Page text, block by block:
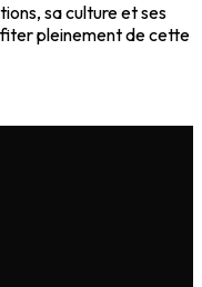
sa culture et ses
pleinement de cette